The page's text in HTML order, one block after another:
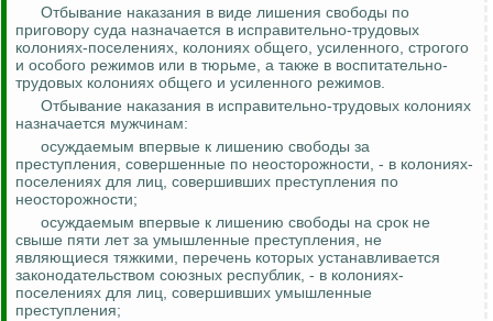
Отбывание наказания в виде лишения свободы по
приговору суда назначается в исправительно-трудовых
колониях-поселениях, колониях общего, усиленного, строгого
и особого режимов или в тюрьме, а также в воспитательно-
трудовых колониях общего и усиленного режимов.
Отбывание наказания в исправительно-трудовых колониях
назначается мужчинам:
осуждаемым впервые к лишению свободы за
преступления, совершенные по неосторожности, - в колониях-
поселениях для лиц, совершивших преступления по
неосторожности;
осуждаемым впервые к лишению свободы на срок не
свыше пяти лет за умышленные преступления, не
являющиеся тяжкими, перечень которых устанавливается
законодательством союзных республик, - в колониях-
поселениях для лиц, совершивших умышленные
преступления;